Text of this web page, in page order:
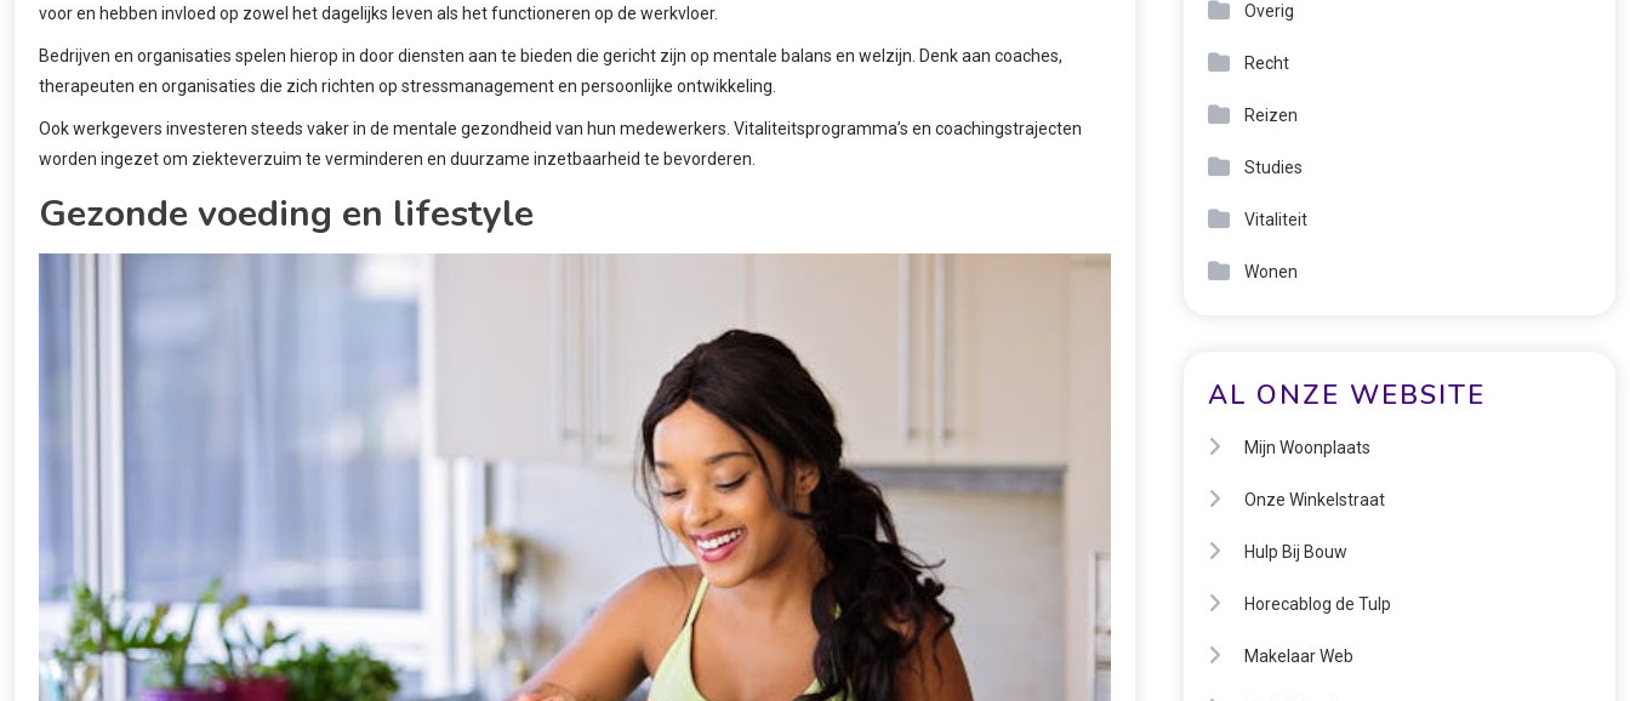
voor en hebben invloed op zowel het dagelijks leven als het functioneren op de werkvloer.
Bedrijven en organisaties spelen hierop in door diensten aan te bieden die gericht zijn op mentale balans en welzijn. Denk aan coaches,
therapeuten en organisaties die zich richten op stressmanagement en persoonlijke ontwikkeling.
Ook werkgevers investeren steeds vaker in de mentale gezondheid van hun medewerkers. Vitaliteitsprogramma’s en coachingstrajecten
worden ingezet om ziekteverzuim te verminderen en duurzame inzetbaarheid te bevorderen.
Gezonde voeding en lifestyle
Overig
Recht
Reizen
Studies
Vitaliteit
Wonen
AL ONZE WEBSITE
Mijn Woonplaats
Onze Winkelstraat
Hulp Bij Bouw
Horecablog de Tulp
Makelaar Web